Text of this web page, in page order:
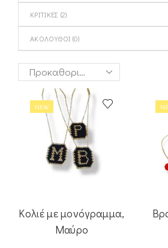
ΚΡΙΤΙΚΈΣ (2)
ΑΚΌΛΟΥΘΟΙ (0)
NEW
Κολιέ με μονόγραμμα,
Μαύρο